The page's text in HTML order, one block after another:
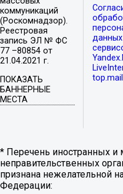
коммуникаций
(Роскомнадзор).
Реестровая
запись ЭЛ № ФС
77 –80854 от
21.04.2021 г.
ПОКАЗАТЬ
БАННЕРНЫЕ
МЕСТА
* Перечень иностранных
неправительственных
признана нежелательной
Федерации: